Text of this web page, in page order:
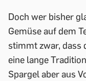
Doch wer bisher
Gemüse auf dem
stimmt zwar, dass
eine lange
Spargel aber aus